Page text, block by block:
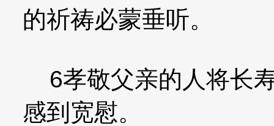
的祈祷必蒙垂听。
6孝敬父亲的人将长
感到宽慰。